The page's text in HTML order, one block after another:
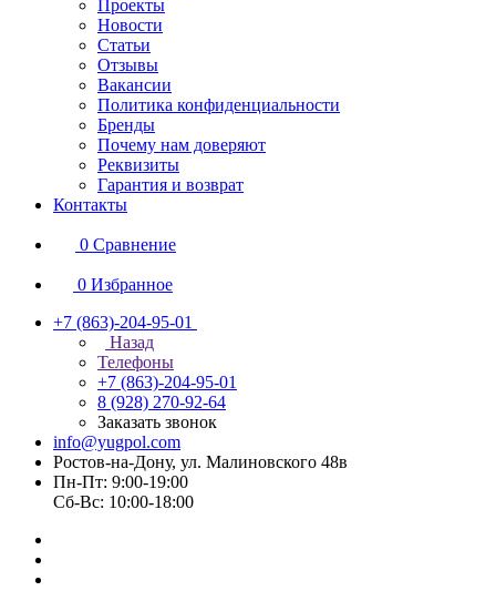
Проекты
Новости
Статьи
Отзывы
Вакансии
Политика конфиденциальности
Бренды
Почему нам доверяют
Реквизиты
Гарантия и возврат
Контакты
0 Сравнение
0 Избранное
+7 (863)-204-95-01
Назад
Телефоны
+7 (863)-204-95-01
8 (928) 270-92-64
Заказать звонок
info@yugpol.com
Ростов-на-Дону, ул. Малиновского 48в
Пн-Пт: 9:00-19:00
Cб-Вс: 10:00-18:00